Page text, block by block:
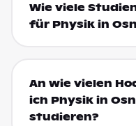
Wie viele
für Physik in
An wie vielen
ich Physik in
studieren?